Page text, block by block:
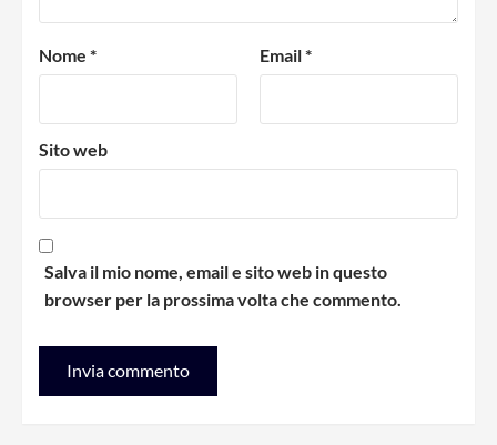
Nome * Email*
Sito web
Salva il mio nome, email e sito web in questo
browser per la prossima volta che commento.